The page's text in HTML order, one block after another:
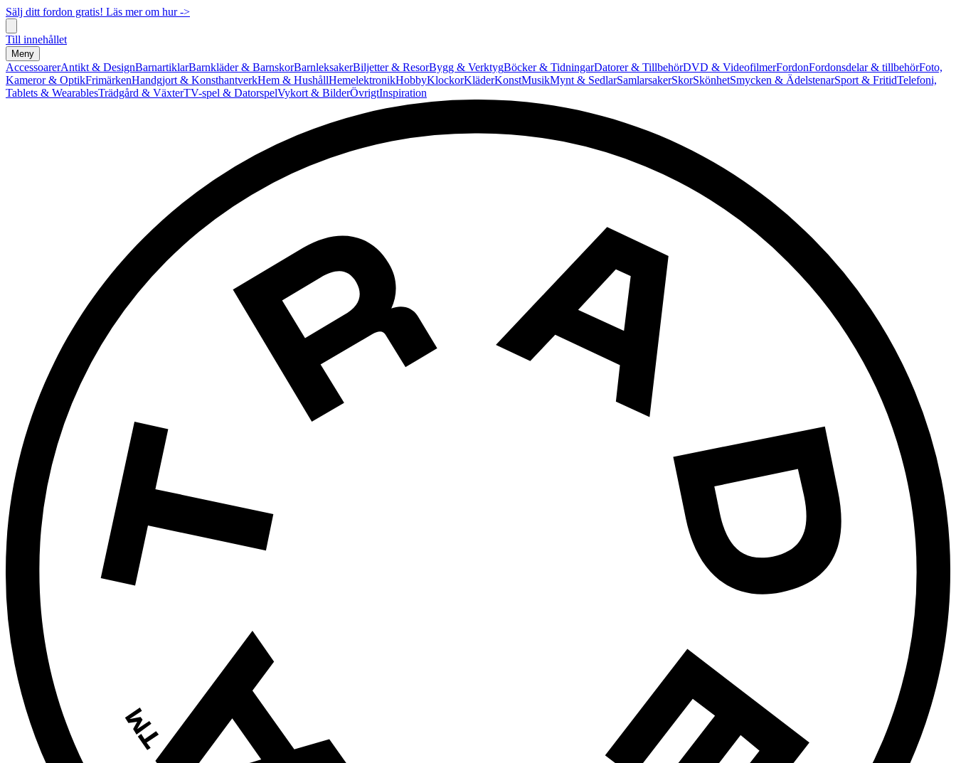
Sälj ditt fordon gratis! Läs mer om hur ->
Till innehållet
Meny
AccessoarerAntikt & DesignBarnartiklarBarnkläder & BarnskorBarnleksakerBiljetter & ResorBygg & VerktygBöcker & TidningarDatorer & TillbehörDVD & VideofilmerFordonFordonsdelar & tillbehörFoto,
Kameror & OptikFrimärkenHandgjort & KonsthantverkHem & HushållHemelektronikHobbyKlockorKläderKonstMusikMynt & SedlarSamlarsakerSkorSkönhetSmycken & ÄdelstenarSport & FritidTelefoni,
Tablets & WearablesTrädgård & VäxterTV-spel & DatorspelVykort & BilderÖvrigtInspiration